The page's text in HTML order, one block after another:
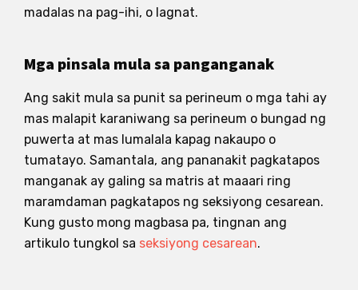
madalas na pag-ihi, o lagnat.
Mga pinsala mula sa panganganak
Ang sakit mula sa punit sa perineum o mga tahi ay
mas malapit karaniwang sa perineum o bungad ng
puwerta at mas lumalala kapag nakaupo o
tumatayo. Samantala, ang pananakit pagkatapos
manganak ay galing sa matris at maaari ring
maramdaman pagkatapos ng seksiyong cesarean.
Kung gusto mong magbasa pa, tingnan ang
artikulo tungkol sa seksiyong cesarean.